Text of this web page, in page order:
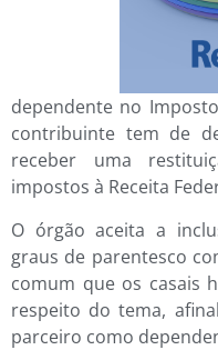
dependente no
contribuinte tem de
receber uma
impostos à Receita
O órgão aceita a
graus de parentesco
comum que os casais
respeito do tema,
parceiro como